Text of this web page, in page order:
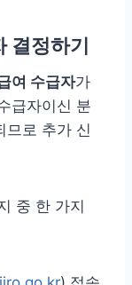
결정하기
여 수급자가
급자이신 분
므로 추가 신
중 한 가지